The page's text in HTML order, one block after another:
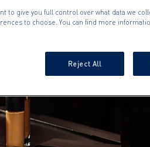
to give you full control over what data we
to choose. You can find more
Reject All